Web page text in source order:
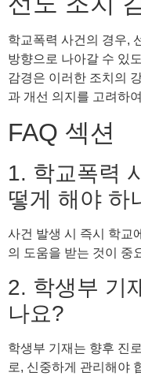
학교폭력 사건의 경우,
방향으로 나아갈 수 있
감경은 이러한 조치의
과 개선 의지를 고려하
FAQ 섹션
1. 학교폭력
떻게 해야 하
사건 발생 시 즉시 학교
의 도움을 받는 것이 중
2. 학생부 기
나요?
학생부 기재는 향후 진
로, 신중하게 관리해야